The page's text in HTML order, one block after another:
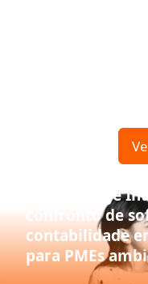
Xero vs Sage
confronto de
contabilidade
para PMEs